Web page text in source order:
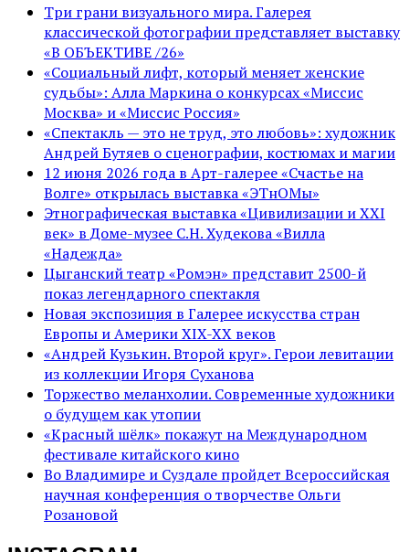
Три грани визуального мира. Галерея
классической фотографии представляет выставку
«В ОБЪЕКТИВЕ /26»
«Социальный лифт, который меняет женские
судьбы»: Алла Маркина о конкурсах «Миссис
Москва» и «Миссис Россия»
«Спектакль — это не труд, это любовь»: художник
Андрей Бутяев о сценографии, костюмах и магии
12 июня 2026 года в Арт-галерее «Счастье на
Волге» открылась выставка «ЭТнОМы»
Этнографическая выставка «Цивилизации и ХХI
век» в Доме-музее С.Н. Худекова «Вилла
«Надежда»
Цыганский театр «Ромэн» представит 2500-й
показ легендарного спектакля
Новая экспозиция в Галерее искусства стран
Европы и Америки XIX-XX веков
«Андрей Кузькин. Второй круг». Герои левитации
из коллекции Игоря Суханова
Торжество меланхолии. Современные художники
о будущем как утопии
«Красный шёлк» покажут на Международном
фестивале китайского кино
Во Владимире и Суздале пройдет Всероссийская
научная конференция о творчестве Ольги
Розановой